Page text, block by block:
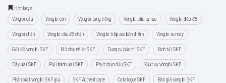
Hot keys:
Vòng bi cầu Vòng bi côn Vòng bi tang trống Vòng bi cầu tự lựa Vòng bi đũa đỡ
Vòng bi chặn Vòng bi cầu đỡ chặn Vòng bi tiếp xúc bốn điểm Vòng bi xe máy
Gối đỡ vòng bi SKF Mỡ chịu nhiệt SKF Dụng cụ bảo trì SKF Xích tải SKF
Dây đai SKF Puli bánh đai SKF Phớt chặn dầu SKF Xuất xứ vòng bi SKF
Phân biệt vòng bi SKF giả SKF Authenticate Catalogue SKF Báo giá vòng bi SKF